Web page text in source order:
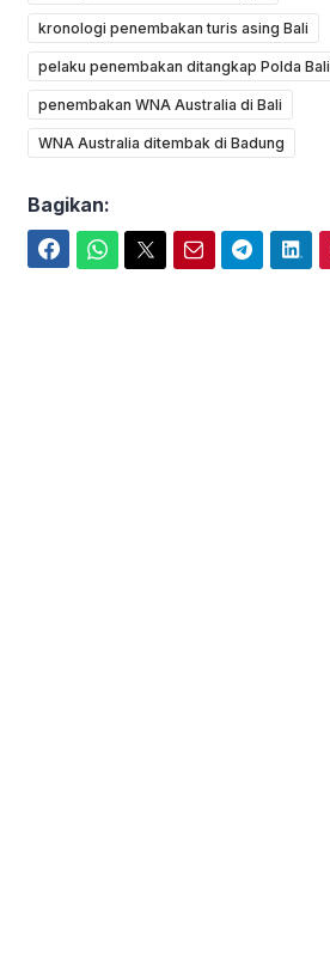
kronologi penembakan turis asing Bali
pelaku penembakan ditangkap Polda Bali
penembakan WNA Australia di Bali
WNA Australia ditembak di Badung
Bagikan: